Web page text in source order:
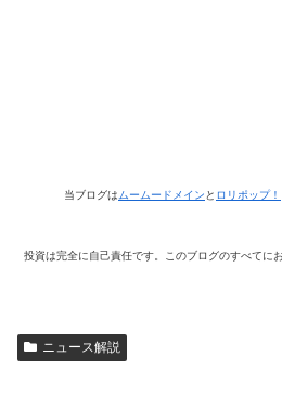
当ブログは ムームードメイン と ロリポップ！
投資は完全に自己責任です。このブログのすべてに
ニュース解説